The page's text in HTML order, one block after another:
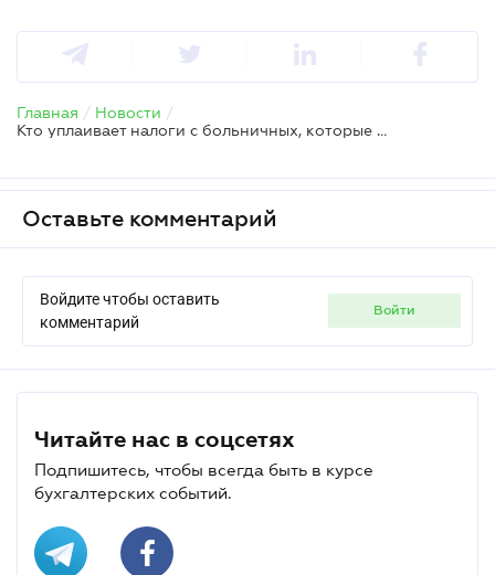
Главная / Новости /
Кто уплаивает налоги с больничных, которые выплатил Фонд соцстраха переселенцу
Оставьте комментарий
Войдите чтобы оставить
комментарий
войти
Читайте нас в соцсетях
Подпишитесь, чтобы всегда быть в курсе
бухгалтерских событий.